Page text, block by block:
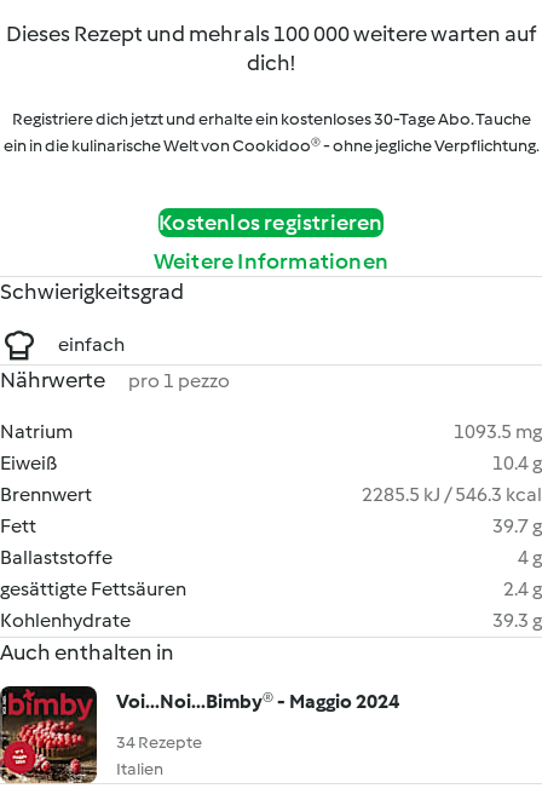
Dieses Rezept und mehr als 100 000 weitere warten auf
dich!
Registriere dich jetzt und erhalte ein kostenloses 30-Tage Abo. Tauche
ein in die kulinarische Welt von Cookidoo® - ohne jegliche Verpflichtung.
Kostenlos registrieren
Weitere Informationen
Schwierigkeitsgrad
einfach
Nährwerte pro 1 pezzo
Natrium
1093.5 mg
Eiweiß
10.4 g
Brennwert
2285.5 kJ / 546.3 kcal
Fett
39.7 g
Ballaststoffe
4 g
gesättigte Fettsäuren
2.4 g
Kohlenhydrate
39.3 g
Auch enthalten in
Voi...Noi...Bimby® - Maggio 2024
34 Rezepte
Italien